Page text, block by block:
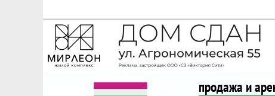
На Метре реклама -
Помогайте независимому
продажа и